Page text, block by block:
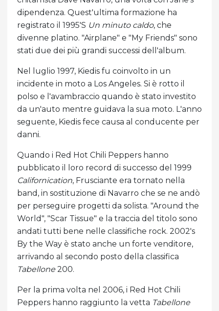
dipendenza. Quest'ultima formazione ha
registrato il 1995'S Un minuto caldo, che
divenne platino. "Airplane" e "My Friends" sono
stati due dei più grandi successi dell'album.
Nel luglio 1997, Kiedis fu coinvolto in un
incidente in moto a Los Angeles. Si è rotto il
polso e l'avambraccio quando è stato investito
da un'auto mentre guidava la sua moto. L'anno
seguente, Kiedis fece causa al conducente per
danni.
Quando i Red Hot Chili Peppers hanno
pubblicato il loro record di successo del 1999
Californication, Frusciante era tornato nella
band, in sostituzione di Navarro che se ne andò
per perseguire progetti da solista. "Around the
World", "Scar Tissue" e la traccia del titolo sono
andati tutti bene nelle classifiche rock. 2002's
By the Way è stato anche un forte venditore,
arrivando al secondo posto della classifica
Tabellone200.
Per la prima volta nel 2006, i Red Hot Chili
Peppers hanno raggiunto la vetta Tabellone